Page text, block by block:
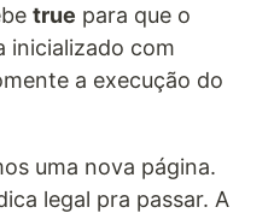
true para que o
inicializado com
a execução do
uma nova página.
legal pra passar. A